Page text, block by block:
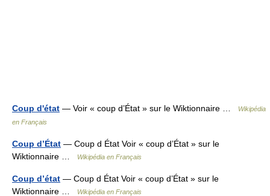
Coup d'état — Voir « coup d’État » sur le Wiktionnaire …
Wikipédia
en Français
Coup d’État — Coup d État Voir « coup d’État » sur le
Wiktionnaire …
Wikipédia en Français
Coup d’état — Coup d État Voir « coup d’État » sur le
Wiktionnaire …
Wikipédia en Français